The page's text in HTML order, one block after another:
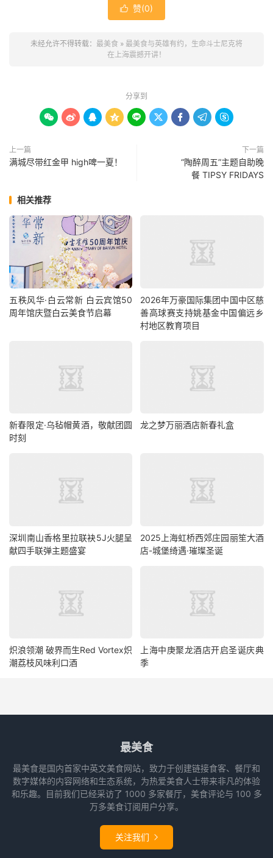
 赞(0)
未经允许不得转载： 最美食 » 最美食与英雄有约，生命斗士尼克将
在上海震撼开讲！
分享到
        
上一篇
满城尽带红金甲 high啤一夏！
下一篇
“陶醉周五”主题自助晚
餐 TIPSY FRIDAYS
相关推荐
五秩风华·白云常新 白云宾馆50
周年馆庆暨白云美食节启幕
2026年万豪国际集团中国中区慈
善高球赛支持姚基金中国偏远乡
村地区教育项目
新春限定·乌毡帽黄酒，敬献团圆
时刻
龙之梦万丽酒店新春礼盒
深圳南山香格里拉联袂5J火腿呈
献四手联弹主题盛宴
2025上海虹桥西郊庄园丽笙大酒
店-城堡绮遇·璀璨圣诞
炽浪领潮 破界而生Red Vortex炽
潮荔枝风味利口酒
上海中庚聚龙酒店开启圣诞庆典
季
最美食
最美食是国内首家中英文美食网站，致力于创建链接食客、餐厅和
数字媒体的内容网络和生态系统，为热爱美食人士带来非凡的体验
和乐趣。目前我们已经采访了 1000 多家餐厅，美食评论与 100 多
万多美食订阅用户分享。
关注我们 